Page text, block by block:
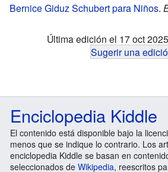
Bernice Giduz Schubert para Niños.
Última edición el 17 oct
Sugerir una
Enciclopedia Kiddle
El contenido está disponible bajo la
menos que se indique lo contrario. Los
enciclopedia Kiddle se basan en
seleccionados de Wikipedia, reescritos